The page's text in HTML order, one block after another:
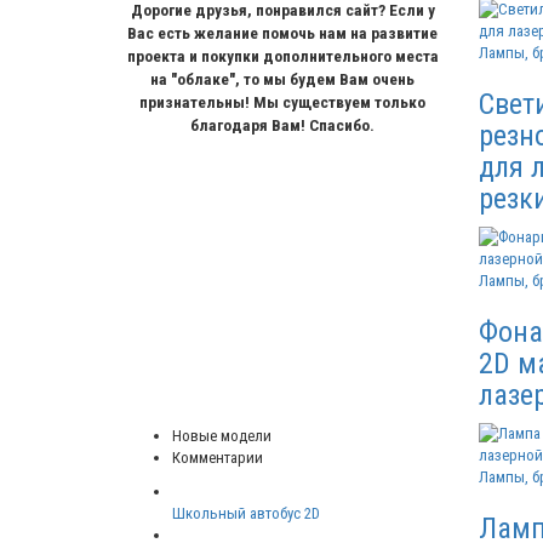
Дорогие друзья, понравился сайт? Если у
Вас есть желание помочь нам на развитие
проекта и покупки дополнительного места
на "облаке", то мы будем Вам очень
признательны! Мы существуем только
благодаря Вам! Спасибо.
Новые модели
Комментарии
Школьный автобус 2D
Лампы,
для
Лампы,
2D
Лампы,